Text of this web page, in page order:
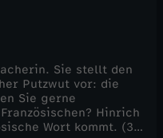
Sie stellt den
Putzwut vor: die
Sie gerne
Hinrich
Wort kommt. (3)